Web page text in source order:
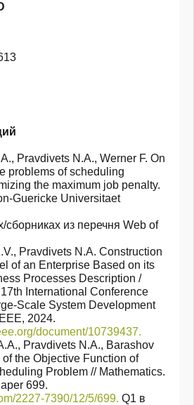
N.А., Werner F. On
problems of scheduling
the maximum job penalty.
Guericke Universitaet
сборниках из перечня Web of
Pravdivets N.A. Construction
of an Enterprise Based on its
Processes Description /
International Conference
Scale System Development
2024.
document/10739437.
Pravdivets N.A., Barashov
the Objective Function of
Problem // Mathematics.
699.
2227-7390/12/5/699. Q1 в